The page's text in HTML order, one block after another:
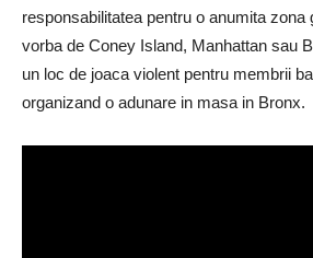
responsabilitatea pentru o anumita zona
vorba de Coney Island, Manhattan sau
un loc de joaca violent pentru membrii
organizand o adunare in masa in Bronx.